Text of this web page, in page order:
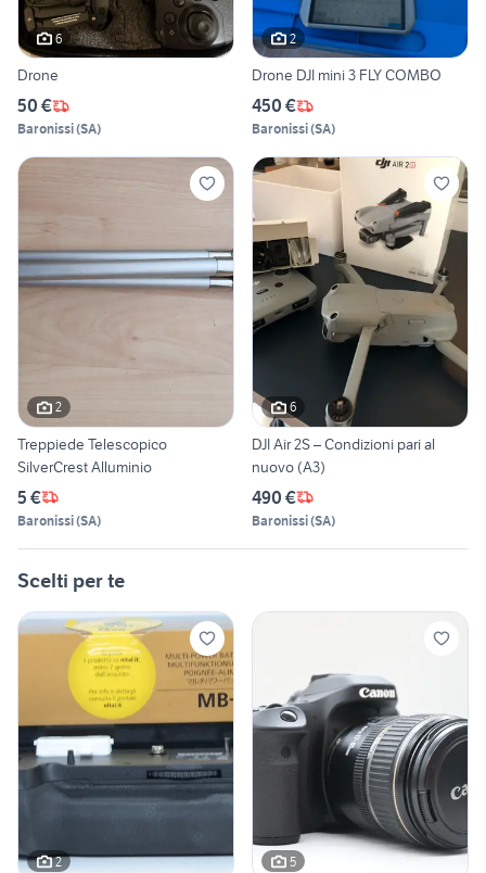
6
Drone
50 €
Baronissi(SA)
2
Drone DJI mini 3 FLY COMBO
450 €
Baronissi(SA)
2
Treppiede Telescopico
SilverCrest Alluminio
5 €
Baronissi(SA)
6
DJI Air 2S – Condizioni pari al
nuovo (A3)
490 €
Baronissi(SA)
Scelti per te
2 5